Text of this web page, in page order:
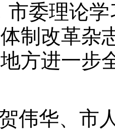
市委理论
制改革杂
方进一步
伟华、市